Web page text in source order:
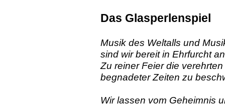
Das Glasperlenspiel
Musik des Weltalls und
sind wir bereit in Ehrfurcht
Zu reiner Feier die
begnadeter Zeiten zu
Wir lassen vom Geheimnis